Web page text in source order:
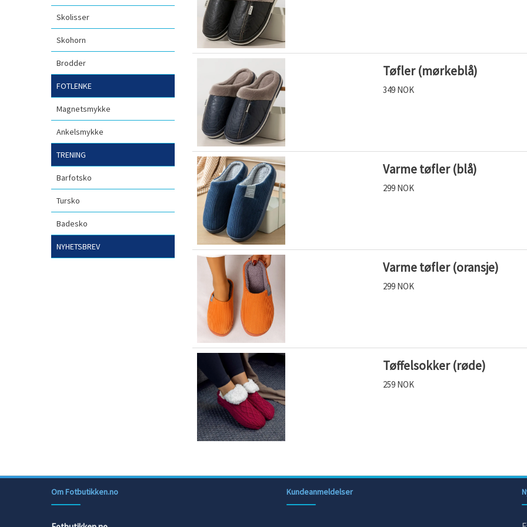
Skolisser
Skohorn
Brodder
FOTLENKE
Magnetsmykke
Ankelsmykke
TRENING
Barfotsko
Tursko
Badesko
NYHETSBREV
Tøfler (mørkeblå)
349 NOK
Varme tøfler (blå)
299 NOK
Varme tøfler (oransje)
299 NOK
Tøffelsokker (røde)
259 NOK
Om Fotbutikken.no Kundeanmeldelser